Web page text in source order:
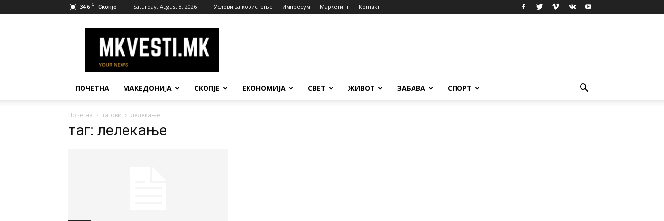
34.6 C Скопје Saturday, August 8, 2026 Услови за користење Импресум Маркетинг Контакт
Вести
ПОЧЕТНА МАКЕДОНИЈА СКОПЈЕ ЕКОНОМИЈА СВЕТ ЖИВОТ ЗАБАВА СПОРТ
Почетна тагови лелекање
таг: лелекање